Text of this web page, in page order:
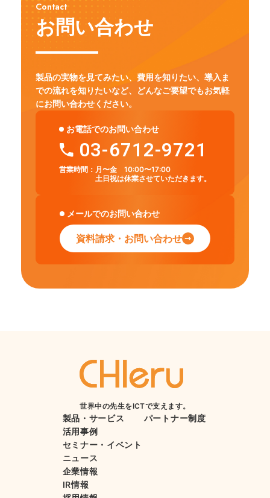
Contact
お問い合わせ
製品の実物を見てみたい、費用を知りたい、導入ま
での流れを知りたいなど、
どんなご要望でもお気軽
にお問い合わせください。
お電話でのお問い合わせ
03-6712-9721
営業時間： 月〜金 10:00〜17:00
土日祝は休業させていただきます。
メールでのお問い合わせ
資料請求・お問い合わせ
世界中の先生をICTで支えます。
製品・サービス
活用事例
セミナー・イベント
ニュース
企業情報
IR情報
パートナー制度